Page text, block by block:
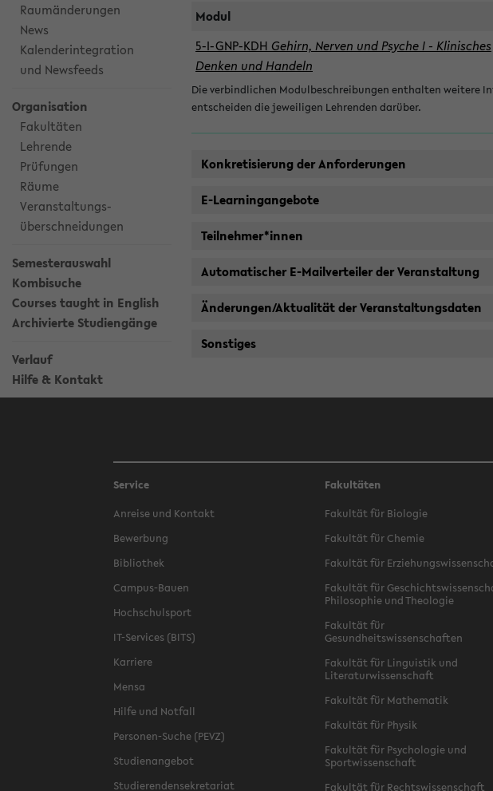
Raumänderungen
News
Kalenderintegration
und Newsfeeds
Organisation
Fakultäten
Lehrende
Prüfungen
Räume
Veranstaltungs-
überschneidungen
Semesterauswahl
Kombisuche
Courses taught in English
Archivierte Studiengänge
Verlauf
Hilfe & Kontakt
Modul
5-I-GNP-KDH Gehirn, Nerven und Psyche I - Klinisches
Denken und Handeln
Die verbindlichen Modulbeschreibungen enthalten weitere
entscheiden die jeweiligen Lehrenden darüber.
Konkretisierung der Anforderungen
E-Learningangebote
Teilnehmer*innen
Automatischer E-Mailverteiler der Veranstaltung
Änderungen/Aktualität der Veranstaltungsdaten
Sonstiges
Service
Anreise und Kontakt
Bewerbung
Bibliothek
Campus-Bauen
Hochschulsport
IT-Services (BITS)
Karriere
Mensa
Hilfe und Notfall
Personen-Suche (PEVZ)
Studienangebot
Studierendensekretariat
Fakultäten
Fakultät für Biologie
Fakultät für Chemie
Fakultät für
Fakultät für
Philosophie und Theologie
Fakultät für
Gesundheitswissenschaften
Fakultät für Linguistik und
Literaturwissenschaft
Fakultät für Mathematik
Fakultät für Physik
Fakultät für Psychologie und
Sportwissenschaft
Fakultät für Rechtswissenschaft